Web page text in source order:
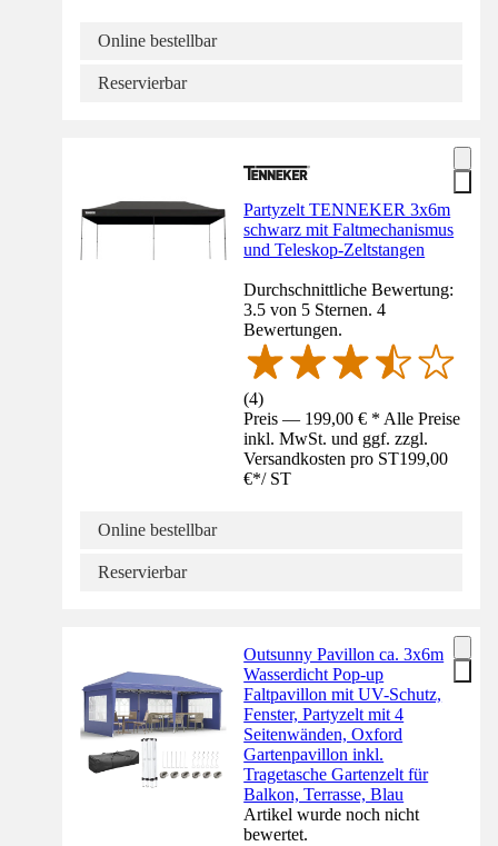
Online bestellbar
Reservierbar
Partyzelt TENNEKER 3x6m
schwarz mit Faltmechanismus
und Teleskop-Zeltstangen
Durchschnittliche Bewertung:
3.5 von 5 Sternen. 4
Bewertungen.
(4)
Preis — 199,00 € * Alle Preise
inkl. MwSt. und ggf. zzgl.
Versandkosten pro ST199,00
€*/ ST
Online bestellbar
Reservierbar
Outsunny Pavillon ca. 3x6m
Wasserdicht Pop-up
Faltpavillon mit UV-Schutz,
Fenster, Partyzelt mit 4
Seitenwänden, Oxford
Gartenpavillon inkl.
Tragetasche Gartenzelt für
Balkon, Terrasse, Blau
Artikel wurde noch nicht
bewertet.